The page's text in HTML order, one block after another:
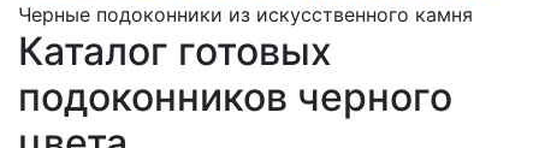
Черные подоконники из искусственного камня
Каталог готовых
подоконников черного